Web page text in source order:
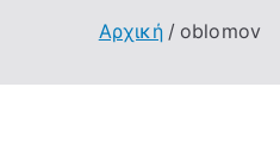
Studi
os
Αρχική oblomov